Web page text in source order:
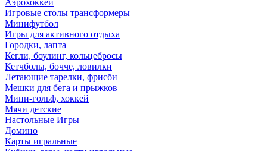
Аэрохоккей
Игровые столы трансформеры
Минифутбол
Игры для активного отдыха
Городки, лапта
Кегли, боулинг, кольцебросы
Кетчболы, бочче, ловилки
Летающие тарелки, фрисби
Мешки для бега и прыжков
Мини-гольф, хоккей
Мячи детские
Настольные Игры
Домино
Карты игральные